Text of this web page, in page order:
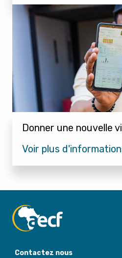
Donner une nouvelle
Voir plus
Contactez nous